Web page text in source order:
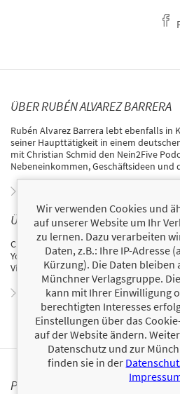
ÜBER RUBÉN ALVAREZ BARRERA
Rubén Alvarez Barrera lebt ebenfalls in
seiner Haupttätigkeit in einem
mit Christian Schmid den Nein2Five
Nebeneinkommen, Geschäftsideen und
ÜBER CHRISTIAN SCHMID
Christian Schmid ist freier Texter,
York City Schauspiel und Regie studiert
Viertel von Köln.
Zum Profil von Christian Schmid
PERSONALISIERTE
Wir verwenden Cookies und
auf unserer Website um Ihr
zu lernen. Dazu verarbeiten
Daten, z.B.: Ihre IP-Adresse
Kürzung). Die Daten bleiben
Münchner Verlagsgruppe.
kann mit Ihrer Einwilligung
berechtigten Interesses
Einstellungen über das
auf der Website ändern.
Datenschutz und zur
finden sie in der